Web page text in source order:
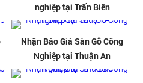
nghiệp tại Trấn Biên
Nhận Báo Giá Sàn Gỗ Công
Nghiệp tại Thuận An